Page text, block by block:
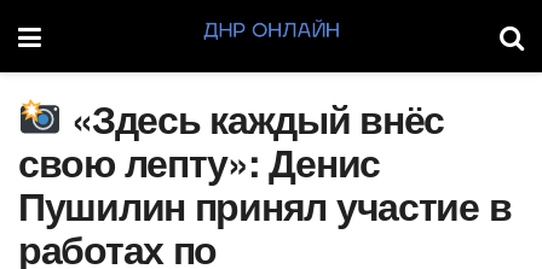
«Здесь каждый внёс
свою лепту»: Денис
Пушилин принял участие в
работах по